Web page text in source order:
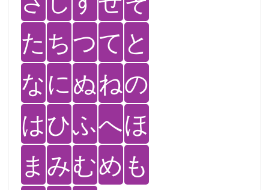
た ちつて と
なにぬねの
はひふへほ
ま みむめ も